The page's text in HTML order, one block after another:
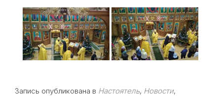
Запись опубликована в Настоятель, Новости,